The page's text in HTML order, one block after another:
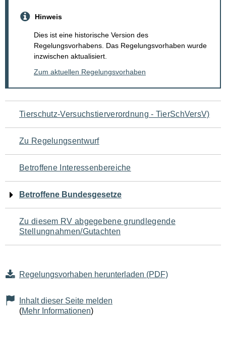
Hinweis
Dies ist eine historische Version des
Regelungsvorhabens. Das Regelungsvorhaben wurde
inzwischen aktualisiert.
Zum aktuellen Regelungsvorhaben
Navigation
für
den
Seiteninhalt
Tierschutz-Versuchstierverordnung - TierSchVersV)
Zu Regelungsentwurf
Betroffene Interessenbereiche
Betroffene Bundesgesetze
Zu diesem RV abgegebene grundlegende
Stellungnahmen/Gutachten
Regelungsvorhaben herunterladen (PDF)
Inhalt dieser Seite melden
(Mehr Informationen)